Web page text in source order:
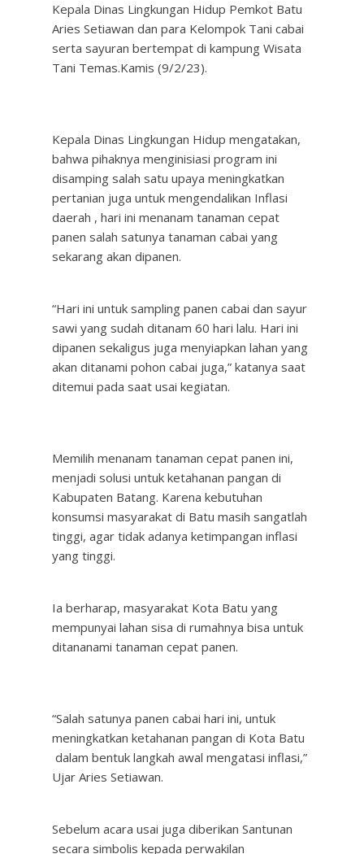
Kepala Dinas Lingkungan Hidup Pemkot Batu
Aries Setiawan dan para Kelompok Tani cabai
serta sayuran bertempat di kampung Wisata
Tani Temas.Kamis (9/2/23).
Kepala Dinas Lingkungan Hidup mengatakan,
bahwa pihaknya menginisiasi program ini
disamping salah satu upaya meningkatkan
pertanian juga untuk mengendalikan Inflasi
daerah , hari ini menanam tanaman cepat
panen salah satunya tanaman cabai yang
sekarang akan dipanen.
“Hari ini untuk sampling panen cabai dan sayur
sawi yang sudah ditanam 60 hari lalu. Hari ini
dipanen sekaligus juga menyiapkan lahan yang
akan ditanami pohon cabai juga,” katanya saat
ditemui pada saat usai kegiatan.
Memilih menanam tanaman cepat panen ini,
menjadi solusi untuk ketahanan pangan di
Kabupaten Batang. Karena kebutuhan
konsumsi masyarakat di Batu masih sangatlah
tinggi, agar tidak adanya ketimpangan inflasi
yang tinggi.
Ia berharap, masyarakat Kota Batu yang
mempunyai lahan sisa di rumahnya bisa untuk
ditananami tanaman cepat panen.
“Salah satunya panen cabai hari ini, untuk
meningkatkan ketahanan pangan di Kota Batu
dalam bentuk langkah awal mengatasi inflasi,”
Ujar Aries Setiawan.
Sebelum acara usai juga diberikan Santunan
secara simbolis kepada perwakilan